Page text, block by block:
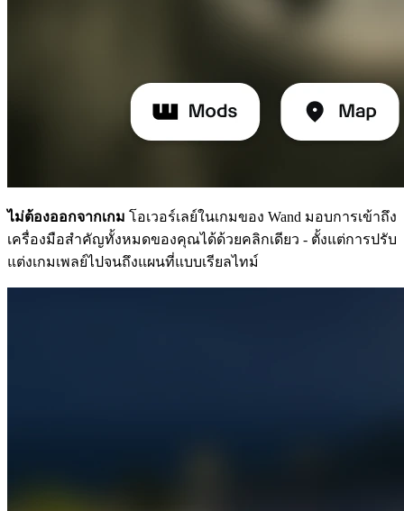
ไม่ต้องออกจากเกม โอเวอร์เลย์ในเกมของ Wand มอบการเข้าถึง
เครื่องมือสำคัญทั้งหมดของคุณได้ด้วยคลิกเดียว - ตั้งแต่การปรับ
แต่งเกมเพลย์ไปจนถึงแผนที่แบบเรียลไทม์